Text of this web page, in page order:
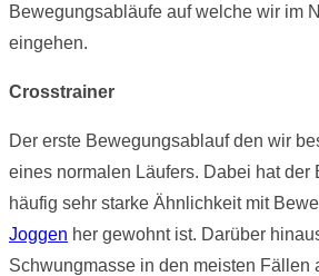
Bewegungsabläufe auf welche wir im
eingehen.
Crosstrainer
Der erste Bewegungsablauf den wir
eines normalen Läufers. Dabei hat der
häufig sehr starke Ähnlichkeit mit
Joggen her gewohnt ist. Darüber
Schwungmasse in den meisten Fällen